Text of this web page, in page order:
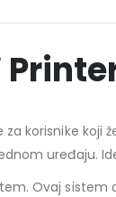
za korisnike
uređaju.
Ovaj